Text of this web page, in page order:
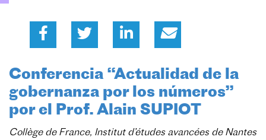
Conferencia “Actualidad de la
gobernanza por los números”
por el Prof. Alain SUPIOT
Collège de France, Institut d’études avancées de Nantes